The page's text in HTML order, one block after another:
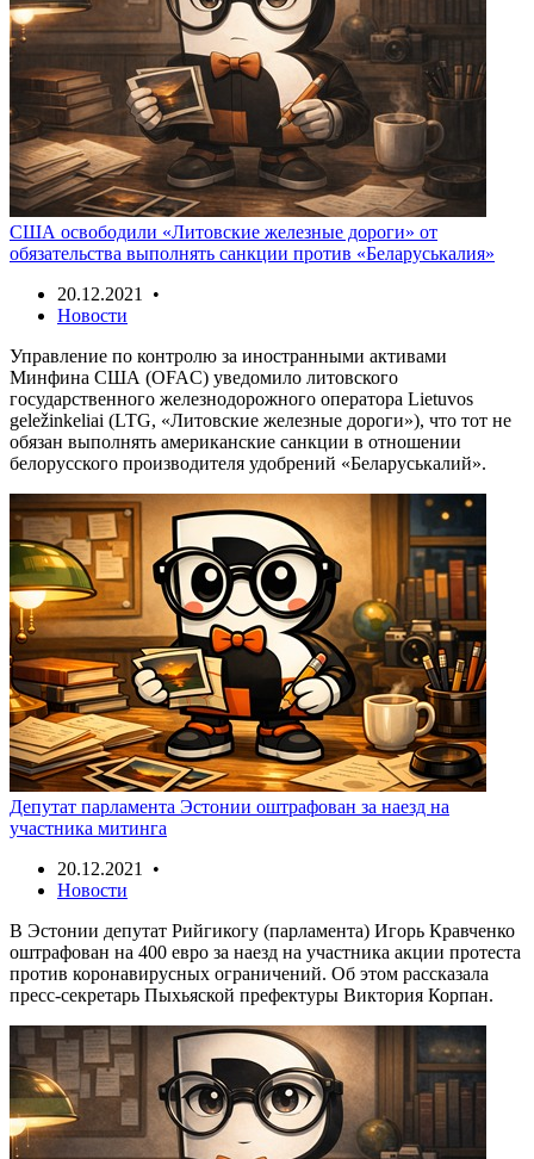
США освободили «Литовские железные дороги» от
обязательства выполнять санкции против «Беларуськалия»
20.12.2021 •
Новости
Управление по контролю за иностранными активами
Минфина США (OFAC) уведомило литовского
государственного железнодорожного оператора Lietuvos
geležinkeliai (LTG, «Литовские железные дороги»), что тот не
обязан выполнять американские санкции в отношении
белорусского производителя удобрений «Беларуськалий».
Депутат парламента Эстонии оштрафован за наезд на
участника митинга
20.12.2021 •
Новости
В Эстонии депутат Рийгикогу (парламента) Игорь Кравченко
оштрафован на 400 евро за наезд на участника акции протеста
против коронавирусных ограничений. Об этом рассказала
пресс-секретарь Пыхьяской префектуры Виктория Корпан.